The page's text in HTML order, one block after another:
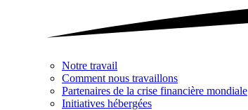
Notre travail
Comment nous travaillons
Partenaires de la crise financière mondiale
Initiatives hébergées